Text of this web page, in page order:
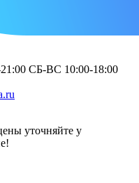
СБ-ВС 10:00-18:00
уточняйте у